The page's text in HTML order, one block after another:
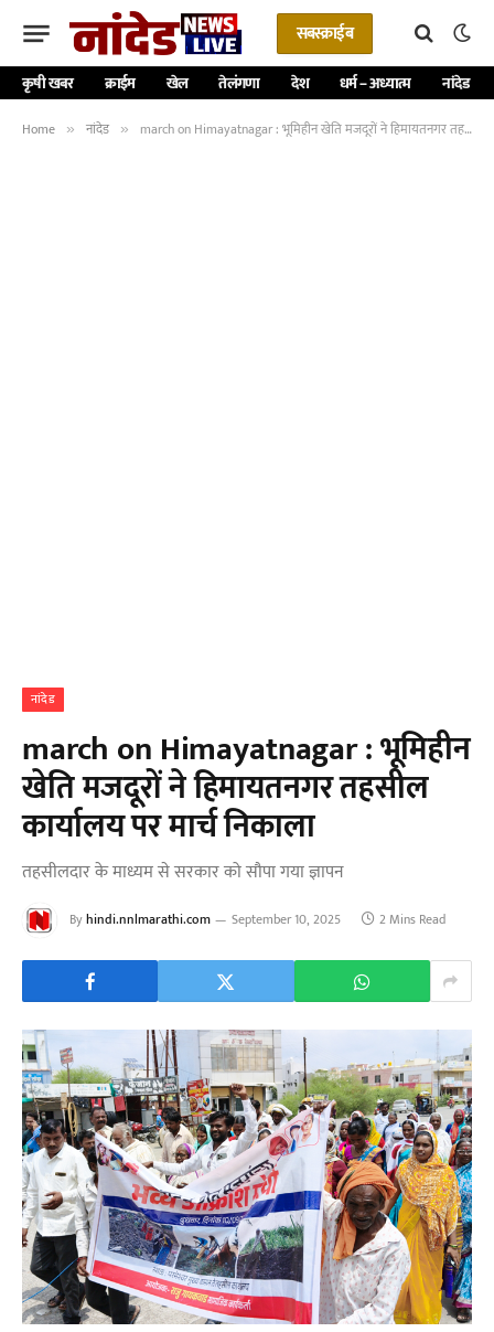
सबस्क्राईब
कृषी खबर क्राईम खेल तेलंगणा देश धर्म – अध्यात्म नांदेड
Home » नांदेड » march on Himayatnagar : भूमिहीन खेति मजदूरों ने हिमायतनगर तहसील कार्यालय पर मार्च निकाला
नांदेड
march on Himayatnagar : भूमिहीन
खेति मजदूरों ने हिमायतनगर तहसील
कार्यालय पर मार्च निकाला
तहसीलदार के माध्यम से सरकार को सौपा गया ज्ञापन
Byhindi.nnlmarathi.com September 10, 2025 2 Mins Read